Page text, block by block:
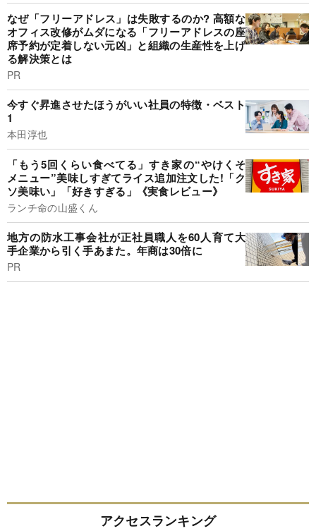
なぜ「フリーアドレス」は失敗するのか? 高額な
オフィス改修がムダになる「フリーアドレスの座
席予約が定着しない元凶」と組織の生産性を上げ
る解決策とは
PR
今すぐ昇進させたほうがいい社員の特徴・ベスト
1
本田淳也
「もう5回くらい食べてる」すき家の“やけくそ
メニュー”美味しすぎてライス追加注文した!「ク
ソ美味い」「好きすぎる」《実食レビュー》
ランチ命の山盛くん
地方の防水工事会社が正社員職人を60人育て大
手企業から引く手あまた。年商は30倍に
PR
アクセスランキング